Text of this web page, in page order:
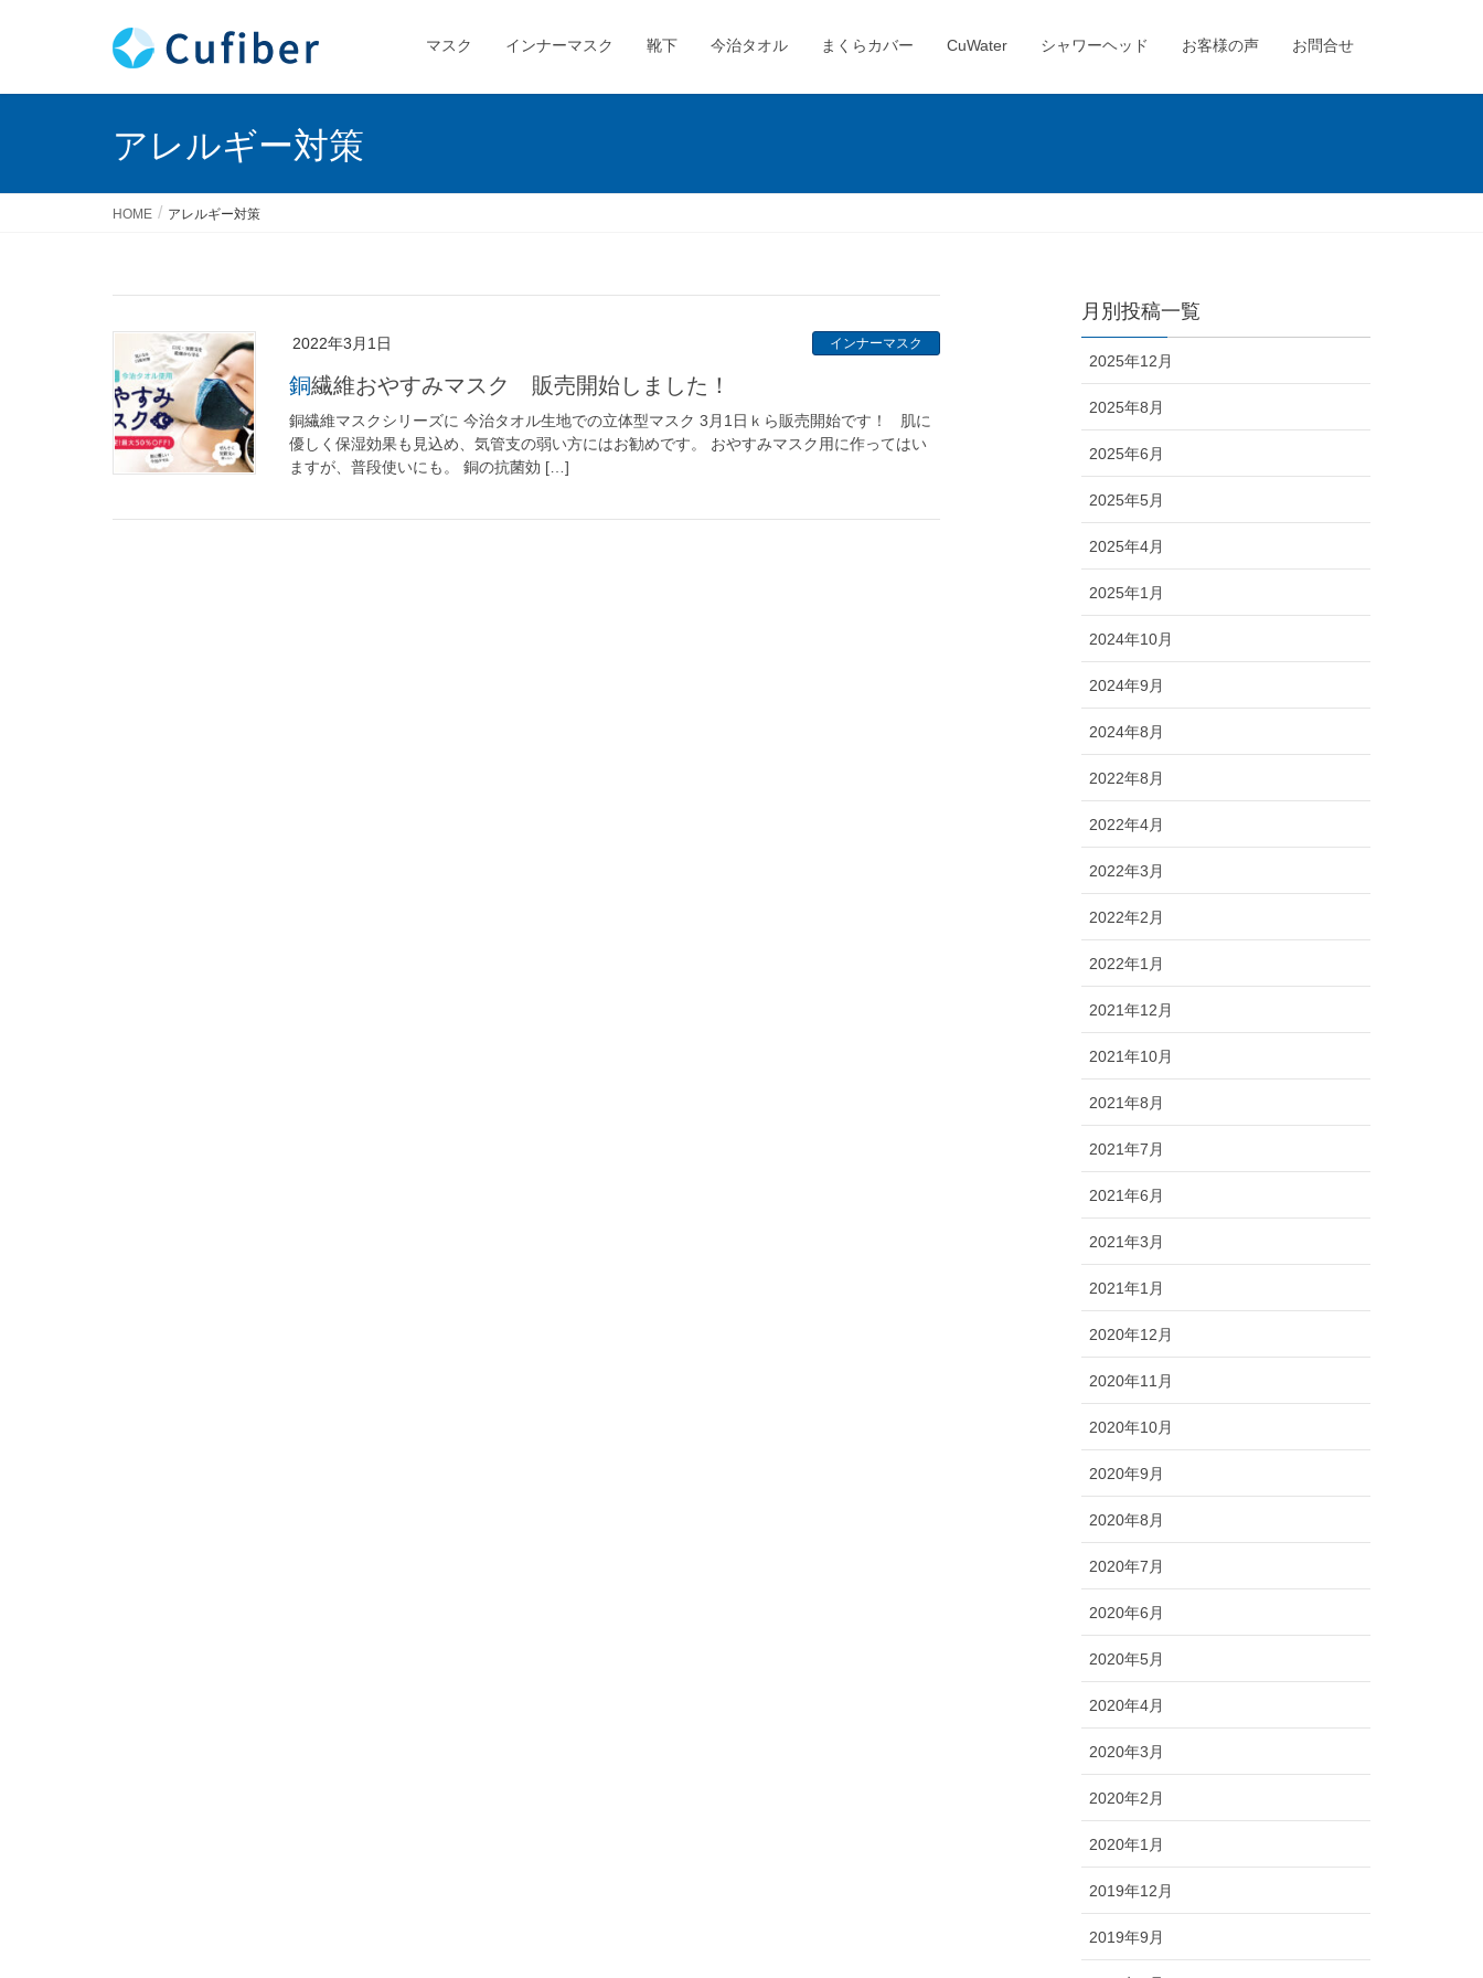
マスク インナーマスク 靴下 今治タオル まくらカバー CuWater シャワーヘッド お客様の声 お問合せ
アレルギー対策
HOME アレルギー対策
2022年3月1日 インナーマスク
銅繊維おやすみマスク 販売開始しました！
銅繊維マスクシリーズに 今治タオル生地での立体型マスク 3月1日ｋら販売開始です！ 肌に
優しく保湿効果も見込め、気管支の弱い方にはお勧めです。 おやすみマスク用に作ってはい
ますが、普段使いにも。 銅の抗菌効 […]
月別投稿一覧
2025年12月
2025年8月
2025年6月
2025年5月
2025年4月
2025年1月
2024年10月
2024年9月
2024年8月
2022年8月
2022年4月
2022年3月
2022年2月
2022年1月
2021年12月
2021年10月
2021年8月
2021年7月
2021年6月
2021年3月
2021年1月
2020年12月
2020年11月
2020年10月
2020年9月
2020年8月
2020年7月
2020年6月
2020年5月
2020年4月
2020年3月
2020年2月
2020年1月
2019年12月
2019年9月